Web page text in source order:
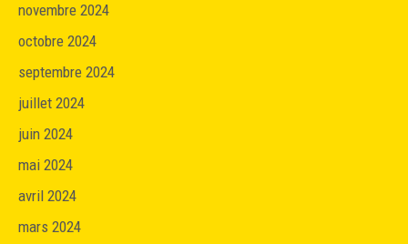
novembre 2024
octobre 2024
septembre 2024
juillet 2024
juin 2024
mai 2024
avril 2024
mars 2024